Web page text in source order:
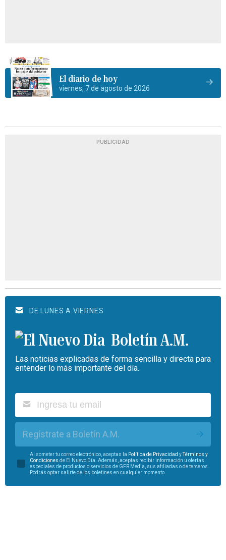
El diario de hoy
viernes, 7 de agosto de 2026
PUBLICIDAD
DE LUNES A VIERNES
Boletín A.M.
Las noticias explicadas de forma sencilla y directa para
entender lo más importante del día.
Regístrate a Boletín A.M.
Al someter tu correo electrónico, aceptas la Política de Privacidad yTérminos y
Condiciones de El Nuevo Día. Además, aceptas recibir información u ofertas
especiales de productos o servicios de GFR Media, sus afiliadas o de terceros.
Podrás optar salirte de los boletines en cualquier momento.